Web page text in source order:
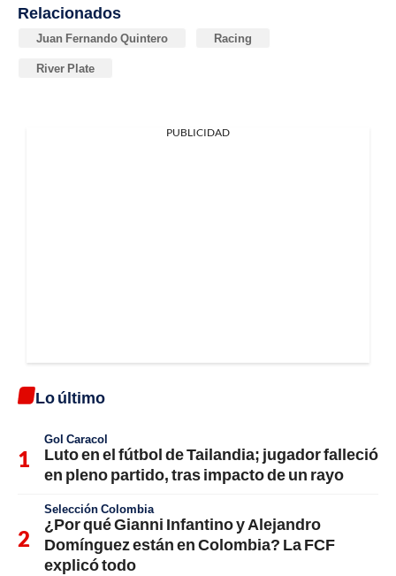
Relacionados
Juan Fernando Quintero Racing
River Plate
PUBLICIDAD
Lo último
Gol Caracol
Luto en el fútbol de Tailandia; jugador falleció
en pleno partido, tras impacto de un rayo
Selección Colombia
¿Por qué Gianni Infantino y Alejandro
Domínguez están en Colombia? La FCF
explicó todo